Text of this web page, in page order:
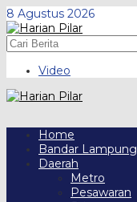
Skip
to
content
8 Agustus 2026
Video
Home
Bandar Lampung
Daerah
Metro
Pesawaran